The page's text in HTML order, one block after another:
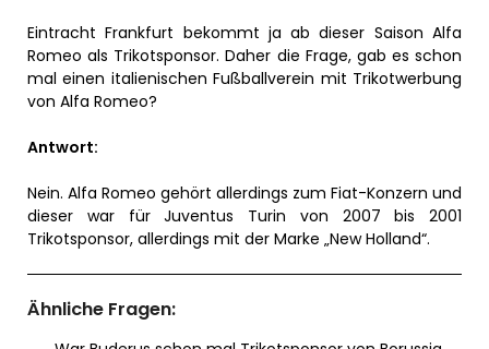
Eintracht Frankfurt bekommt ja ab dieser Saison Alfa
Romeo als Trikotsponsor. Daher die Frage, gab es schon
mal einen italienischen Fußballverein mit Trikotwerbung
von Alfa Romeo?
Antwort:
Nein. Alfa Romeo gehört allerdings zum Fiat-Konzern und
dieser war für Juventus Turin von 2007 bis 2001
Trikotsponsor, allerdings mit der Marke „New Holland“.
Ähnliche Fragen: